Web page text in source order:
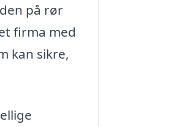
på rør
firma med
kan sikre,